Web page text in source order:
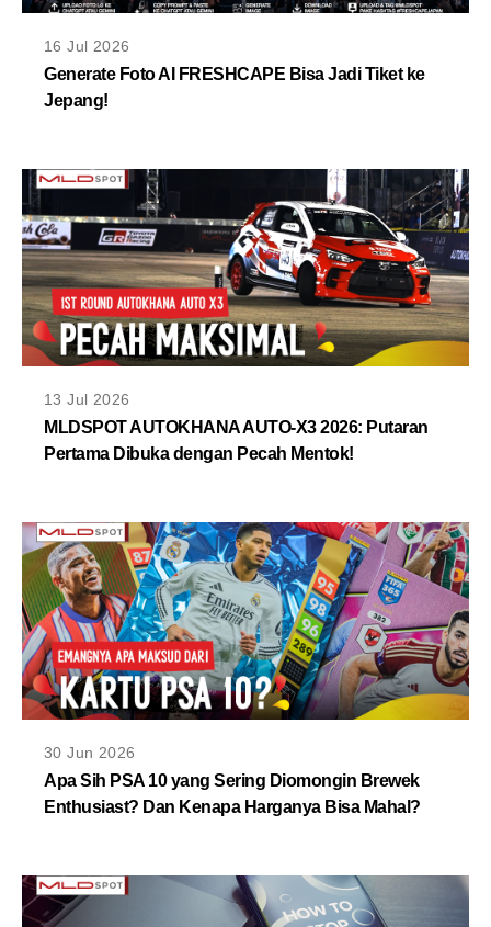
16 Jul 2026
Generate Foto AI FRESHCAPE Bisa Jadi Tiket ke
Jepang!
13 Jul 2026
MLDSPOT AUTOKHANA AUTO-X3 2026: Putaran
Pertama Dibuka dengan Pecah Mentok!
30 Jun 2026
Apa Sih PSA 10 yang Sering Diomongin Brewek
Enthusiast? Dan Kenapa Harganya Bisa Mahal?